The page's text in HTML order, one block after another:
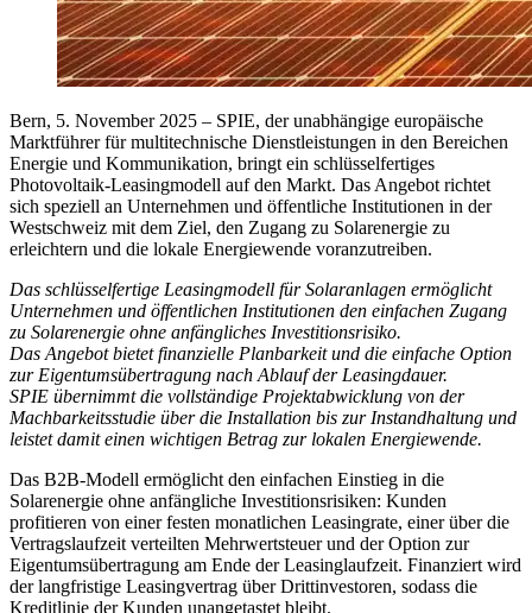
Bern, 5. November 2025 – SPIE, der unabhängige europäische
Marktführer für multitechnische Dienstleistungen in den Bereichen
Energie und Kommunikation, bringt ein schlüsselfertiges
Photovoltaik-Leasingmodell auf den Markt. Das Angebot richtet
sich speziell an Unternehmen und öffentliche Institutionen in der
Westschweiz mit dem Ziel, den Zugang zu Solarenergie zu
erleichtern und die lokale Energiewende voranzutreiben.
Das schlüsselfertige Leasingmodell für Solaranlagen ermöglicht
Unternehmen und öffentlichen Institutionen den einfachen Zugang
zu Solarenergie ohne anfängliches Investitionsrisiko.
Das Angebot bietet finanzielle Planbarkeit und die einfache Option
zur Eigentumsübertragung nach Ablauf der Leasingdauer.
SPIE übernimmt die vollständige Projektabwicklung von der
Machbarkeitsstudie über die Installation bis zur Instandhaltung und
leistet damit einen wichtigen Betrag zur lokalen Energiewende.
Das B2B-Modell ermöglicht den einfachen Einstieg in die
Solarenergie ohne anfängliche Investitionsrisiken: Kunden
profitieren von einer festen monatlichen Leasingrate, einer über die
Vertragslaufzeit verteilten Mehrwertsteuer und der Option zur
Eigentumsübertragung am Ende der Leasinglaufzeit. Finanziert wird
der langfristige Leasingvertrag über Drittinvestoren, sodass die
Kreditlinie der Kunden unangetastet bleibt.